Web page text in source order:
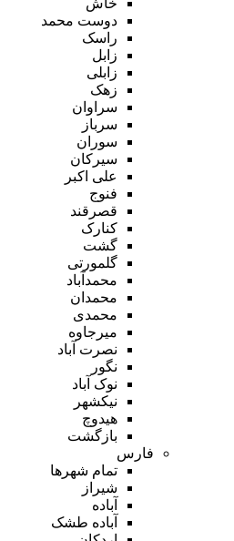
دوست محمد
راسک
زابل
زابلی
زهک
سراوان
سرباز
سوران
سیرکان
علی اکبر
فنوج
قصرقند
کنارک
گشت
گلمورتی
محمدآباد
محمدان
محمدی
میرجاوه
نصرت آباد
نگور
نوک آباد
نیکشهر
هیدوچ
بازگشت
فارس
تمام شهر‌ها
شیراز
آباده
آباده طشک